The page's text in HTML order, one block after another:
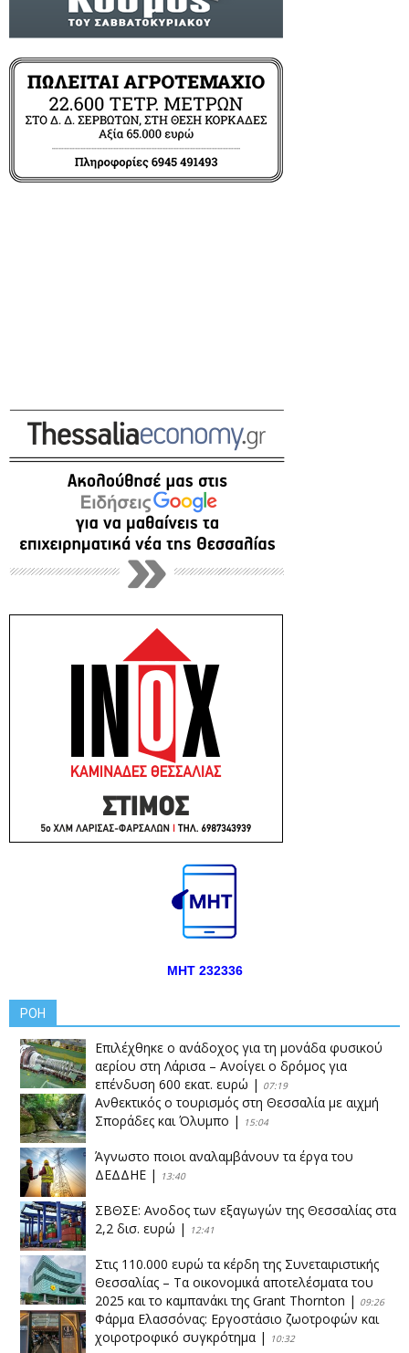
ΜΗΤ 232336
ΡΟΗ
Επιλέχθηκε ο ανάδοχος για τη μονάδα φυσικού
αερίου στη Λάρισα – Ανοίγει ο δρόμος για
επένδυση 600 εκατ. ευρώ | 07:19
Ανθεκτικός ο τουρισμός στη Θεσσαλία με αιχμή
Σποράδες και Όλυμπο | 15:04
Άγνωστο ποιοι αναλαμβάνουν τα έργα του
ΔΕΔΔΗΕ | 13:40
ΣΒΘΣΕ: Aνοδος των εξαγωγών της Θεσσαλίας στα
2,2 δισ. ευρώ | 12:41
Στις 110.000 ευρώ τα κέρδη της Συνεταιριστικής
Θεσσαλίας – Τα οικονομικά αποτελέσματα του
2025 και το καμπανάκι της Grant Thornton | 09:26
Φάρμα Ελασσόνας: Εργοστάσιο ζωοτροφών και
χοιροτροφικό συγκρότημα | 10:32